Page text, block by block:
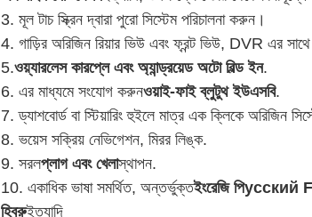
3. মূল টাচ স্ক্রিন দ্বারা পুরো সিস্টেম পরিচালনা করুন।
4. গাড়ির অরিজিন রিয়ার ভিউ এবং ফ্রন্ট ভিউ, DVR এর সাথে
5.ওয়্যারলেস কারপ্লে এবং অ্যান্ড্রয়েড অটো বিল্ড ইন.
6. এর মাধ্যমে সংযোগ করুনওয়াই-ফাই ব্লুটুথ ইউএসবি.
7. ড্যাশবোর্ড বা স্টিয়ারিং হুইলে মাত্র এক ক্লিকে অরিজিন
8. ভয়েস সক্রিয় নেভিগেশন, মিরর লিঙ্ক.
9. সরলপ্লাগ এবং খেলাস্থাপন.
10. একাধিক ভাষা সমর্থিত, অন্তর্ভুক্তইংরেজি পিусский
হিব্রুইত্যাদি